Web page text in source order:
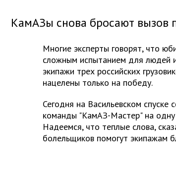
КамАЗы снова бросают вызов
Многие эксперты говорят, что
сложным испытанием для людей
экипажи трех российских
нацелены только на победу.
Сегодня на Васильевском
команды "КамАЗ-Мастер" на
Надеемся, что теплые слова,
болельщиков помогут экипажам